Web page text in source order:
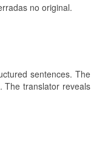
no original.
sentences. The
The translator reveals